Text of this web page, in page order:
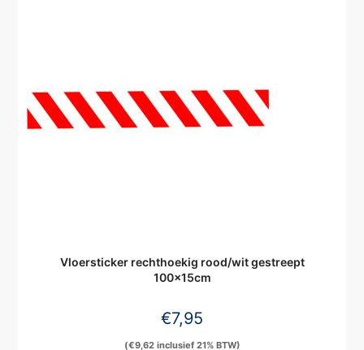
Vloersticker rechthoekig rood/wit gestreept
100x15cm
€7,95
(€9,62inclusief 21% BTW)